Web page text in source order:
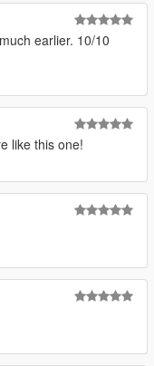
earlier. 10/10
like this one!